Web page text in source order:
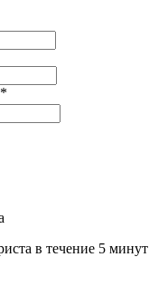
*
в течение 5 минут